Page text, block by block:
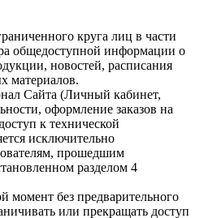
круга лиц в части
общедоступной информации о
новостей, расписания
материалов.
Сайта (Личный кабинет,
оформление заказов на
к технической
исключительно
прошедшим
разделом 4
момент без предварительного
или прекращать доступ